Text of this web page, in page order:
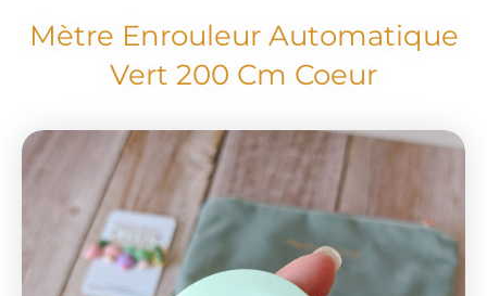
Mètre Enrouleur Automatique
Vert 200 Cm Coeur